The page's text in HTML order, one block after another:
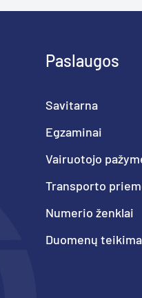
Paslaugos
Savitarna
Egzaminai
Vairuotojo
Transporto
Numerio ženklai
Duomenų